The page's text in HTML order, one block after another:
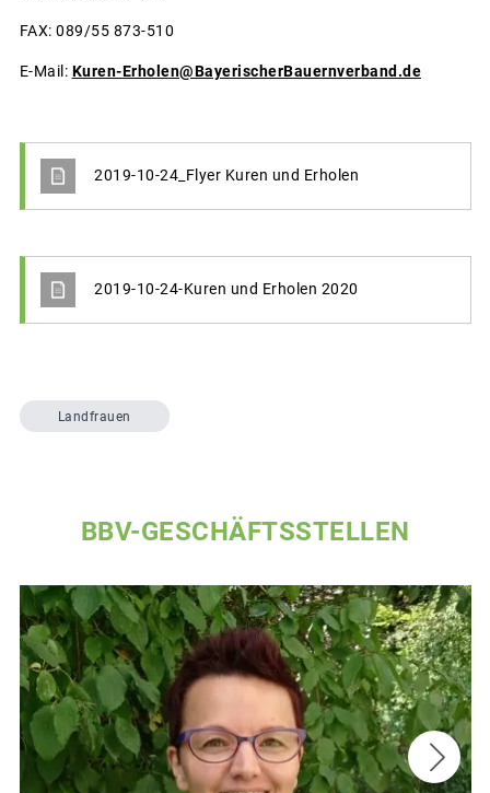
FAX: 089/55 873-510
E-Mail: Kuren-Erholen@BayerischerBauernverband.de
2019-10-24_Flyer Kuren und Erholen
2019-10-24-Kuren und Erholen 2020
Landfrauen
BBV-GESCHÄFTSSTELLEN